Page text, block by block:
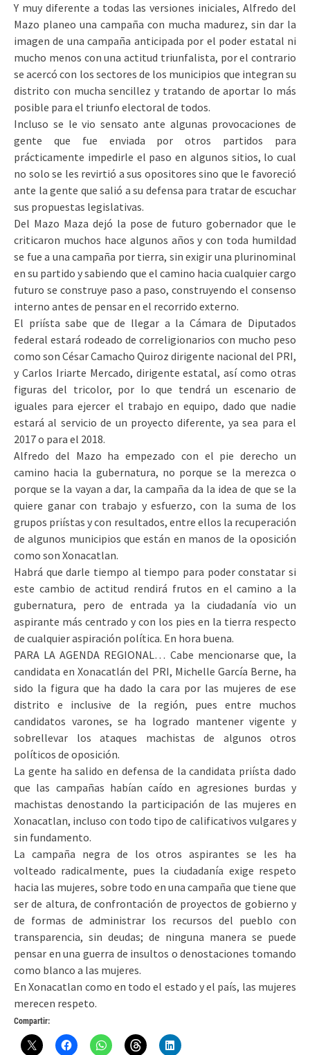
Y muy diferente a todas las versiones iniciales, Alfredo del
Mazo planeo una campaña con mucha madurez, sin dar la
imagen de una campaña anticipada por el poder estatal ni
mucho menos con una actitud triunfalista, por el contrario
se acercó con los sectores de los municipios que integran su
distrito con mucha sencillez y tratando de aportar lo más
posible para el triunfo electoral de todos.
Incluso se le vio sensato ante algunas provocaciones de
gente que fue enviada por otros partidos para
prácticamente impedirle el paso en algunos sitios, lo cual
no solo se les revirtió a sus opositores sino que le favoreció
ante la gente que salió a su defensa para tratar de escuchar
sus propuestas legislativas.
Del Mazo Maza dejó la pose de futuro gobernador que le
criticaron muchos hace algunos años y con toda humildad
se fue a una campaña por tierra, sin exigir una plurinominal
en su partido y sabiendo que el camino hacia cualquier cargo
futuro se construye paso a paso, construyendo el consenso
interno antes de pensar en el recorrido externo.
El priísta sabe que de llegar a la Cámara de Diputados
federal estará rodeado de correligionarios con mucho peso
como son César Camacho Quiroz dirigente nacional del PRI,
y Carlos Iriarte Mercado, dirigente estatal, así como otras
figuras del tricolor, por lo que tendrá un escenario de
iguales para ejercer el trabajo en equipo, dado que nadie
estará al servicio de un proyecto diferente, ya sea para el
2017 o para el 2018.
Alfredo del Mazo ha empezado con el pie derecho un
camino hacia la gubernatura, no porque se la merezca o
porque se la vayan a dar, la campaña da la idea de que se la
quiere ganar con trabajo y esfuerzo, con la suma de los
grupos priístas y con resultados, entre ellos la recuperación
de algunos municipios que están en manos de la oposición
como son Xonacatlan.
Habrá que darle tiempo al tiempo para poder constatar si
este cambio de actitud rendirá frutos en el camino a la
gubernatura, pero de entrada ya la ciudadanía vio un
aspirante más centrado y con los pies en la tierra respecto
de cualquier aspiración política. En hora buena.
PARA LA AGENDA REGIONAL… Cabe mencionarse que, la
candidata en Xonacatlán del PRI, Michelle García Berne, ha
sido la figura que ha dado la cara por las mujeres de ese
distrito e inclusive de la región, pues entre muchos
candidatos varones, se ha logrado mantener vigente y
sobrellevar los ataques machistas de algunos otros
políticos de oposición.
La gente ha salido en defensa de la candidata priísta dado
que las campañas habían caído en agresiones burdas y
machistas denostando la participación de las mujeres en
Xonacatlan, incluso con todo tipo de calificativos vulgares y
sin fundamento.
La campaña negra de los otros aspirantes se les ha
volteado radicalmente, pues la ciudadanía exige respeto
hacia las mujeres, sobre todo en una campaña que tiene que
ser de altura, de confrontación de proyectos de gobierno y
de formas de administrar los recursos del pueblo con
transparencia, sin deudas; de ninguna manera se puede
pensar en una guerra de insultos o denostaciones tomando
como blanco a las mujeres.
En Xonacatlan como en todo el estado y el país, las mujeres
merecen respeto.
Compartir: